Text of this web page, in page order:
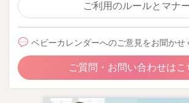
ご利用のルールとマナ
ベビーカレンダーへのご意見をお聞かせ
ご質問・お問い合わせはこ